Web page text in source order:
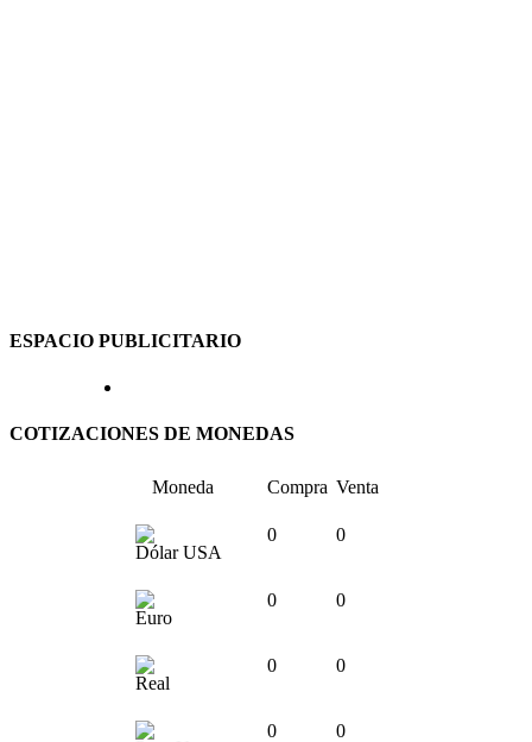
ESPACIO PUBLICITARIO
COTIZACIONES DE MONEDAS
Moneda Compra Venta
Dólar USA
0 0
Euro
0 0
Real
0 0
0 0